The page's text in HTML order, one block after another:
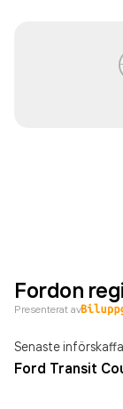
Fordon
Presenterat av
Senaste
Ford Transit